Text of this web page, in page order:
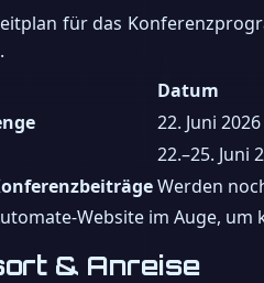
für das
Datum
22. Juni 2026
22.–25. Juni
Werden
Website im Auge,
& Anreise